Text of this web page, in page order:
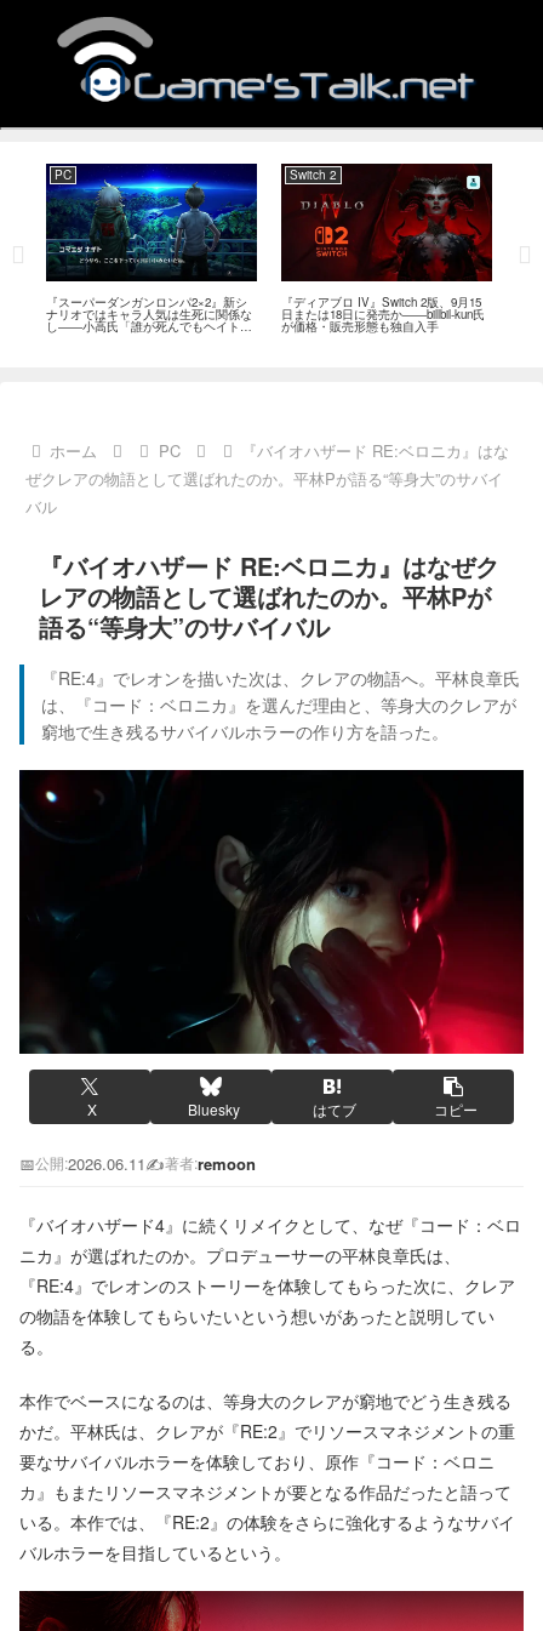
PC
『スーパーダンガンロンパ2×2』新シ
ナリオではキャラ人気は生死に関係な
し――小高氏「誰が死んでもヘイトメ
ールは送らないで」
Switch 2
『ディアブロ IV』Switch 2版、9月15
日または18日に発売か――billbil-kun氏
が価格・販売形態も独自入手
ホーム PC
『バイオハザード RE:ベロニカ』はな
ぜクレアの物語として選ばれたのか。平林Pが語る“等身大”のサバイ
バル
『バイオハザード RE:ベロニカ』はなぜク
レアの物語として選ばれたのか。平林Pが
語る“等身大”のサバイバル
『RE:4』でレオンを描いた次は、クレアの物語へ。平林良章氏
は、『コード：ベロニカ』を選んだ理由と、等身大のクレアが
窮地で生き残るサバイバルホラーの作り方を語った。
X Bluesky はてブ コピー
📅公開:2026.06.11✍️著者:remoon
『バイオハザード4』に続くリメイクとして、なぜ『コード：ベロ
ニカ』が選ばれたのか。プロデューサーの平林良章氏は、
『RE:4』でレオンのストーリーを体験してもらった次に、クレア
の物語を体験してもらいたいという想いがあったと説明してい
る。
本作でベースになるのは、等身大のクレアが窮地でどう生き残る
かだ。平林氏は、クレアが『RE:2』でリソースマネジメントの重
要なサバイバルホラーを体験しており、原作『コード：ベロニ
カ』もまたリソースマネジメントが要となる作品だったと語って
いる。本作では、『RE:2』の体験をさらに強化するようなサバイ
バルホラーを目指しているという。